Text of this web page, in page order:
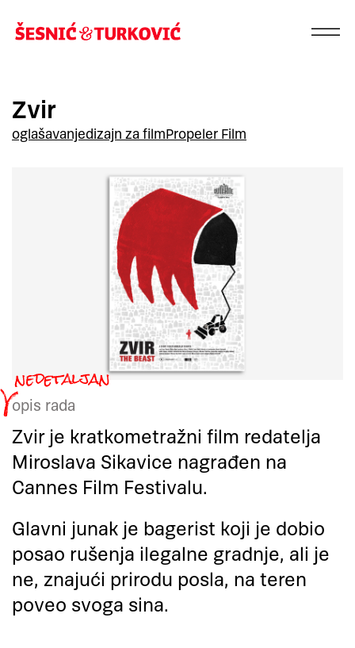
Zvir
oglašavanjedizajn za filmPropeler Film
opis rada
Zvir je kratkometražni film redatelja
Miroslava Sikavice nagrađen na
Cannes Film Festivalu.
Glavni junak je bagerist koji je dobio
posao rušenja ilegalne gradnje, ali je
ne, znajući prirodu posla, na teren
poveo svoga sina.